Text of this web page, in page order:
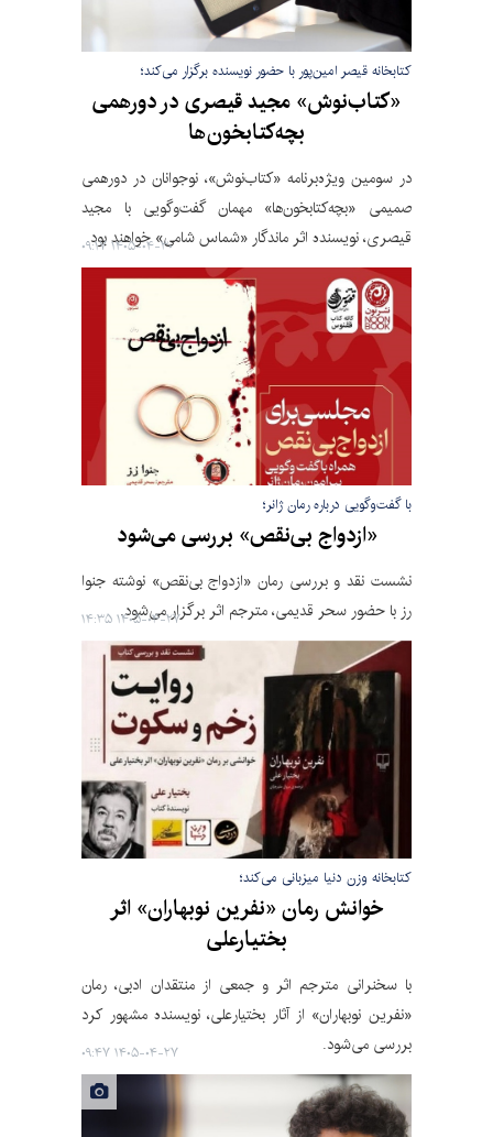
کتابخانه قیصر امین‌پور با حضور نویسنده برگزار می‌کند؛
«کتاب‌نوش» مجید قیصری در دورهمی
بچه‌کتابخون‌ها
در سومین ویژه‌برنامه «کتاب‌نوش»، نوجوانان در دورهمی
صمیمی «بچه‌کتابخون‌ها» مهمان گفت‌وگویی با مجید
قیصری، نویسنده اثر ماندگار «شماس شامی» خواهند بود.
۱۴۰۵-۰۴-۳۰ ۰۹:۱۷
با گفت‌وگویی درباره رمان ژانر؛
«ازدواج بی‌نقص» بررسی می‌شود
نشست نقد و بررسی رمان «ازدواج بی‌نقص» نوشته جنوا
رز با حضور سحر قدیمی، مترجم اثر برگزار می‌شود.
۱۴۰۵-۰۴-۲۷ ۱۴:۳۵
کتابخانه وزن دنیا میزبانی می‌کند؛
خوانش رمان «نفرین نوبهاران» اثر
بختیارعلی
با سخنرانی مترجم اثر و جمعی از منتقدان ادبی، رمان
«نفرین نوبهاران» از آثار بختیارعلی، نویسنده مشهور کرد
بررسی می‌شود.
۱۴۰۵-۰۴-۲۷ ۰۹:۴۷